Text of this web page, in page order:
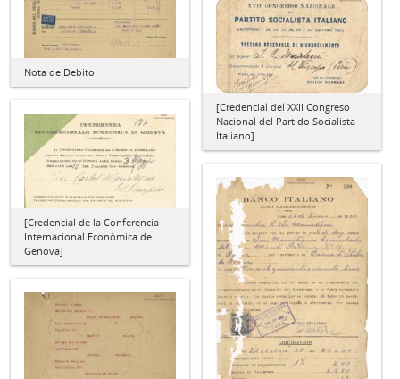
Nota de Debito
[Credencial del XXII Congreso
Nacional del Partido Socialista
Italiano]
[Credencial de la Conferencia
Internacional Económica de
Génova]